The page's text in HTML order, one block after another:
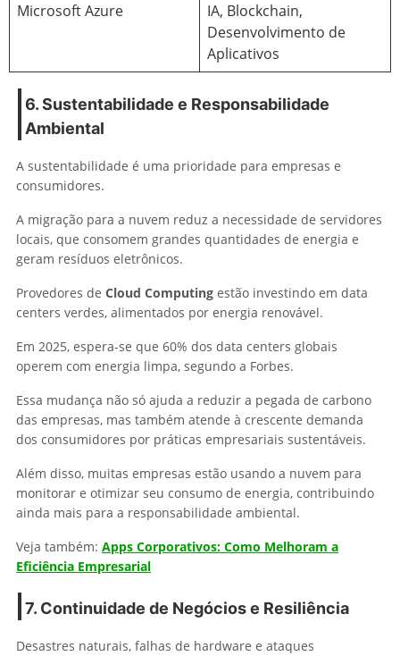
Microsoft Azure
IA, Blockchain,
Desenvolvimento de
Aplicativos
6. Sustentabilidade e Responsabilidade
Ambiental
A sustentabilidade é uma prioridade para empresas e
consumidores.
A migração para a nuvem reduz a necessidade de servidores
locais, que consomem grandes quantidades de energia e
geram resíduos eletrônicos.
Provedores de Cloud Computing estão investindo em data
centers verdes, alimentados por energia renovável.
Em 2025, espera-se que 60% dos data centers globais
operem com energia limpa, segundo a Forbes.
Essa mudança não só ajuda a reduzir a pegada de carbono
das empresas, mas também atende à crescente demanda
dos consumidores por práticas empresariais sustentáveis.
Além disso, muitas empresas estão usando a nuvem para
monitorar e otimizar seu consumo de energia, contribuindo
ainda mais para a responsabilidade ambiental.
Veja também: Apps Corporativos: Como Melhoram a
Eficiência Empresarial
7. Continuidade de Negócios e Resiliência
Desastres naturais, falhas de hardware e ataques